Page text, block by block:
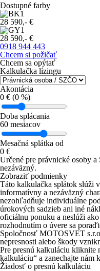
Dostupné farby
28 590,- €
28 590,- €
0918 944 443
Chcem si požičať
Chcem sa opýtať
Kalkulačka lízingu
Akontácia
0 € (0 %)
Doba splácania
60 mesiacov
Mesačná splátka od
0 €
Určené pre právnické osoby a
nezáväzný.
Zobraziť podmienky
Táto kalkulačka splátok slúži
informatívny a nezáväzný
nezohľadňuje individuálne
úrokových sadzieb ani iné
oficiálnu ponuku a neslúži
rozhodnutím o úvere sa
Spoločnosť MOTOSVET
nepresnosti alebo škody
Pre presnú kalkuláciu kliknite
kalkuláciu“ a zanechajte nám
Žiadosť o presnú kalkuláciu